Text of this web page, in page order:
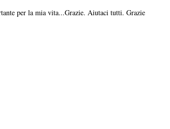
per la mia vita...Grazie. Aiutaci tutti. Grazie